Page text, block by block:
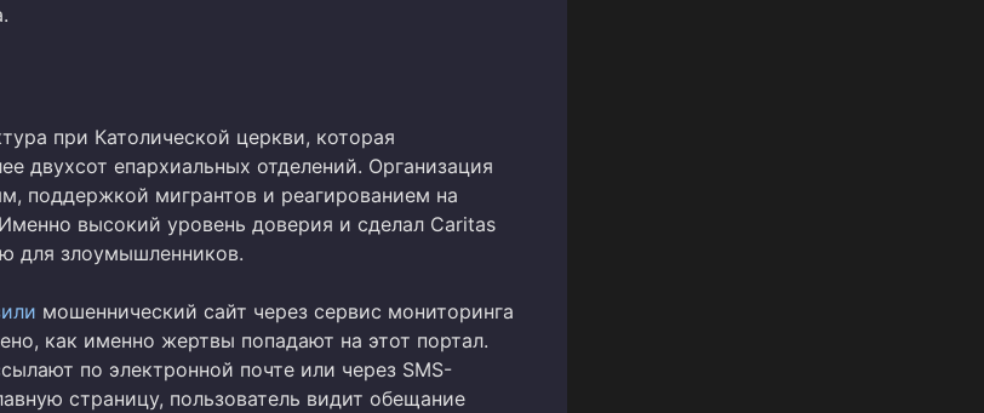
при Католической церкви, которая
двухсот епархиальных отделений. Организация
поддержкой мигрантов и реагированием на
высокий уровень доверия и сделал Caritas
для злоумышленников.
мошеннический сайт через сервис мониторинга
как именно жертвы попадают на этот портал.
по электронной почте или через SMS-
страницу, пользователь видит обещание